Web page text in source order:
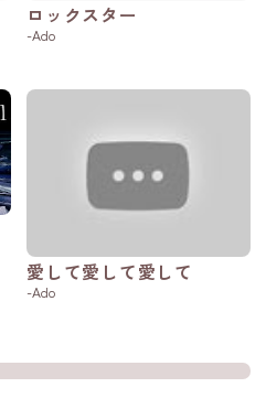
ロックスター
-Ado
愛して愛して愛して
-Ado